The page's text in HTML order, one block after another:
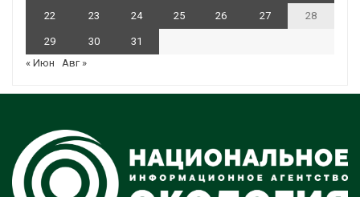
22 23 24 25 26 27 28
29 30
31
« Июн
Авг »